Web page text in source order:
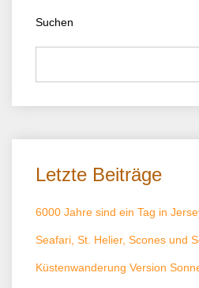
Suchen
Letzte Beiträge
6000 Jahre sind ein Tag in
Seafari, St. Helier, Scones und
Küstenwanderung Version